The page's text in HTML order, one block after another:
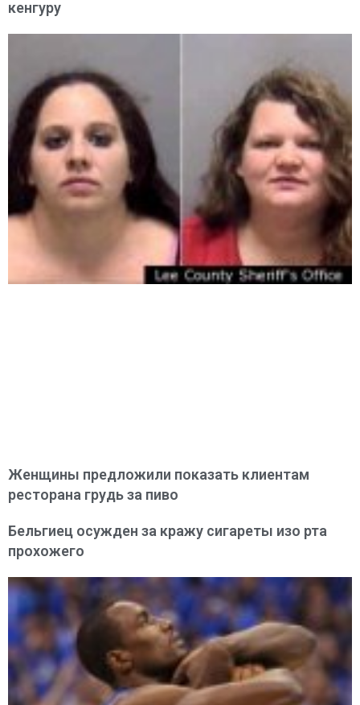
кенгуру
Женщины предложили показать клиентам
ресторана грудь за пиво
Бельгиец осужден за кражу сигареты изо рта
прохожего